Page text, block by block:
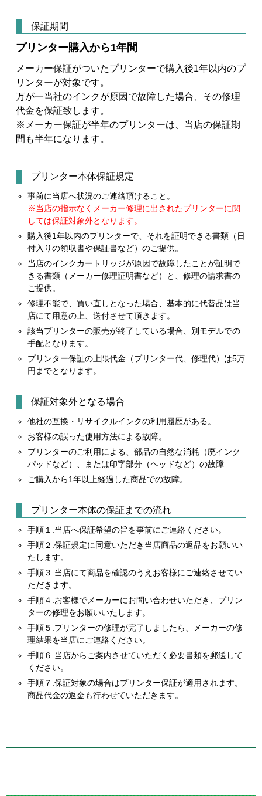
保証期間
プリンター購入から1年間
メーカー保証がついたプリンターで購入後1年以内のプ
リンターが対象です。
万が一当社のインクが原因で故障した場合、その修理
代金を保証致します。
※メーカー保証が半年のプリンターは、当店の保証期
間も半年になります。
プリンター本体保証規定
事前に当店へ状況のご連絡頂けること。
※当店の指示なくメーカー修理に出されたプリンターに関
しては保証対象外となります。
購入後1年以内のプリンターで、それを証明できる書類（日
付入りの領収書や保証書など）のご提供。
当店のインクカートリッジが原因で故障したことが証明で
きる書類（メーカー修理証明書など）と、修理の請求書の
ご提供。
修理不能で、買い直しとなった場合、基本的に代替品は当
店にて用意の上、送付させて頂きます。
該当プリンターの販売が終了している場合、別モデルでの
手配となります。
プリンター保証の上限代金（プリンター代、修理代）は5万
円までとなります。
保証対象外となる場合
他社の互換・リサイクルインクの利用履歴がある。
お客様の誤った使用方法による故障。
プリンターのご利用による、部品の自然な消耗（廃インク
パッドなど）、または印字部分（ヘッドなど）の故障
ご購入から1年以上経過した商品での故障。
プリンター本体の保証までの流れ
手順１.当店へ保証希望の旨を事前にご連絡ください。
手順２.保証規定に同意いただき当店商品の返品をお願いい
たします。
手順３.当店にて商品を確認のうえお客様にご連絡させてい
ただきます。
手順４.お客様でメーカーにお問い合わせいただき、プリン
ターの修理をお願いいたします。
手順５.プリンターの修理が完了しましたら、メーカーの修
理結果を当店にご連絡ください。
手順６.当店からご案内させていただく必要書類を郵送して
ください。
手順７.保証対象の場合はプリンター保証が適用されます。
商品代金の返金も行わせていただきます。